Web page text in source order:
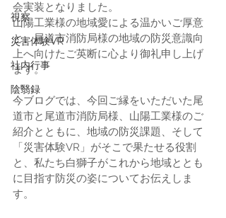
視察
災害体験VR
社内行事
陰翳録
会実装となりました。
山陽工業様の地域愛による温かいご厚意
と、尾道市消防局様の地域の防災意識向
上へ向けたご英断に心より御礼申し上げ
ます。
今ブログでは、今回ご縁をいただいた尾
道市と尾道市消防局様、山陽工業様のご
紹介とともに、地域の防災課題、そして
「災害体験VR」がそこで果たせる役割
と、私たち白獅子がこれから地域ととも
に目指す防災の姿についてお伝えしま
す。